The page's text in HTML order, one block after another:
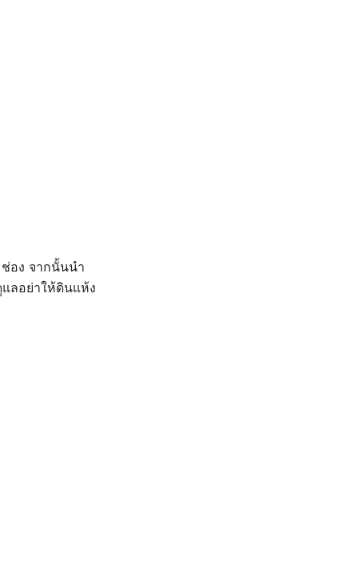
อง จากนั้นนำ
ลอย่าให้ดินแห้ง